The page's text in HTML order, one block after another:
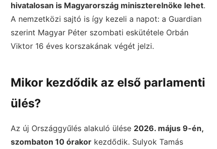
hivatalosan is Magyarország miniszterelnöke lehet.
A nemzetközi sajtó is így kezeli a napot: a Guardian
szerint Magyar Péter szombati eskütétele Orbán
Viktor 16 éves korszakának végét jelzi.
Mikor kezdődik az első parlamenti
ülés?
Az új Országgyűlés alakuló ülése 2026. május 9-én,
szombaton 10 órakor kezdődik. Sulyok Tamás